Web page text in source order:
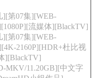
][第07集][WEB-
流媒体][BlackTV]
][第07集][WEB-
2160P][HDR+杜比视
][BlackTV]
MKV/11.20GB][中文字